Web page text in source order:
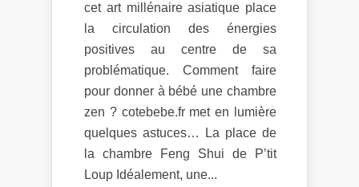
cet art millénaire asiatique place
la circulation des énergies
positives au centre de sa
problématique. Comment faire
pour donner à bébé une chambre
zen ? cotebebe.fr met en lumière
quelques astuces… La place de
la chambre Feng Shui de P’tit
Loup Idéalement, une...